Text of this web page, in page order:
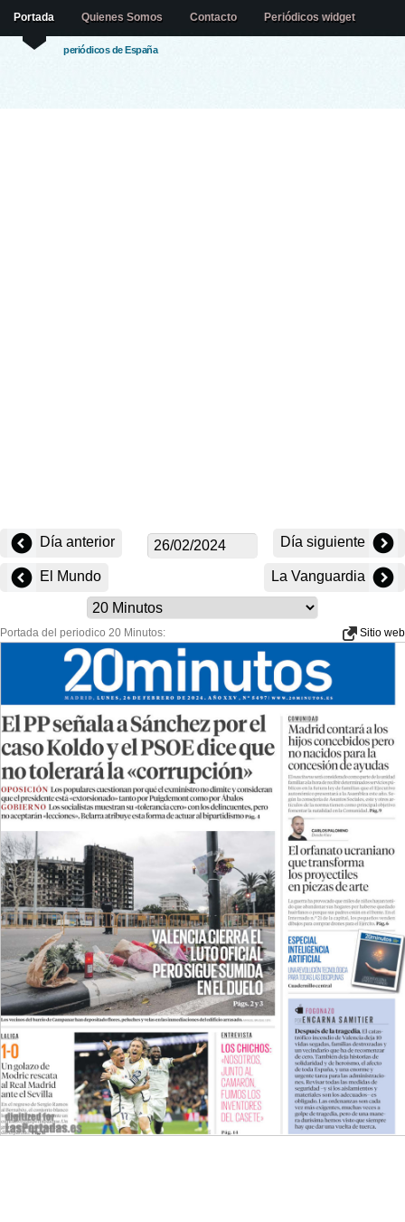
periódicos de España
Portada Quienes Somos Contacto Periódicos widget
Día anterior Día siguiente
El Mundo La Vanguardia
Portada del periodico 20 Minutos: Sitio web